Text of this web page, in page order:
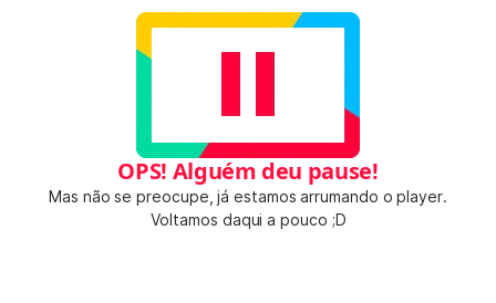
OPS! Alguém deu pause!
Mas não se preocupe, já estamos arrumando o player.
Voltamos daqui a pouco ;D